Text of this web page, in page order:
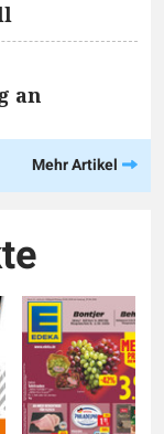
an
Mehr Artikel